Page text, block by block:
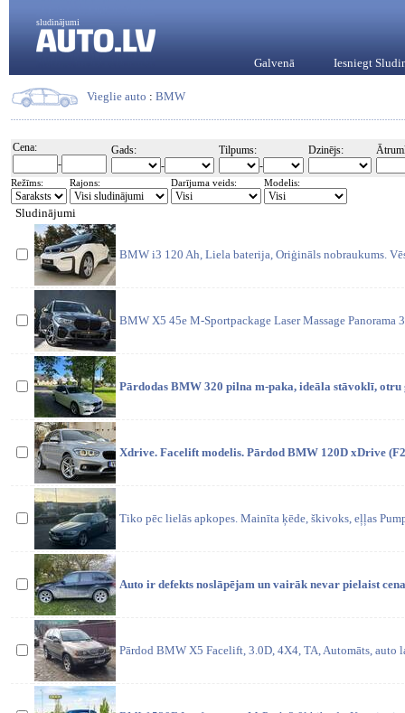
sludinājumi
Galvenā Iesniegt
Vieglie auto : BMW
Cena:
-
Gads:
-
Tilpums:
-
Dzinējs:
Režīms: Rajons: Darījuma veids: Modelis:
Sludinājumi
BMW i3 120 Ah, Liela baterija, Oriģināls nobraukums.
BMW X5 45e M-Sportpackage Laser Massage Panorama
Pārdodas BMW 320 pilna m-paka, ideāla stāvoklī, otru
Xdrive. Facelift modelis. Pārdod BMW 120D xDrive
Tiko pēc lielās apkopes. Mainīta ķēde, škivoks, eļļas
Auto ir defekts noslāpējam un vairāk nevar pielaist
Pārdod BMW X5 Facelift, 3.0D, 4X4, TA, Automāts, auto